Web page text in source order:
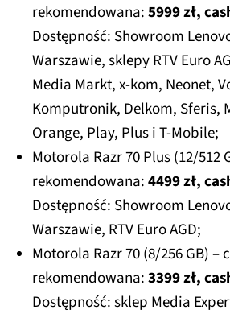
rekomendowana:5999 zł,
Dostępność: Showroom
Warszawie, sklepy RTV Euro
Media Markt, x-kom, Neonet,
Komputronik, Delkom, Sferis,
Orange, Play, Plus i T-Mobile;
Motorola Razr 70 Plus (12/512
rekomendowana:4499 zł,
Dostępność: Showroom
Warszawie, RTV Euro AGD;
Motorola Razr 70 (8/256 GB) –
rekomendowana:3399 zł,
Dostępność: sklep Media